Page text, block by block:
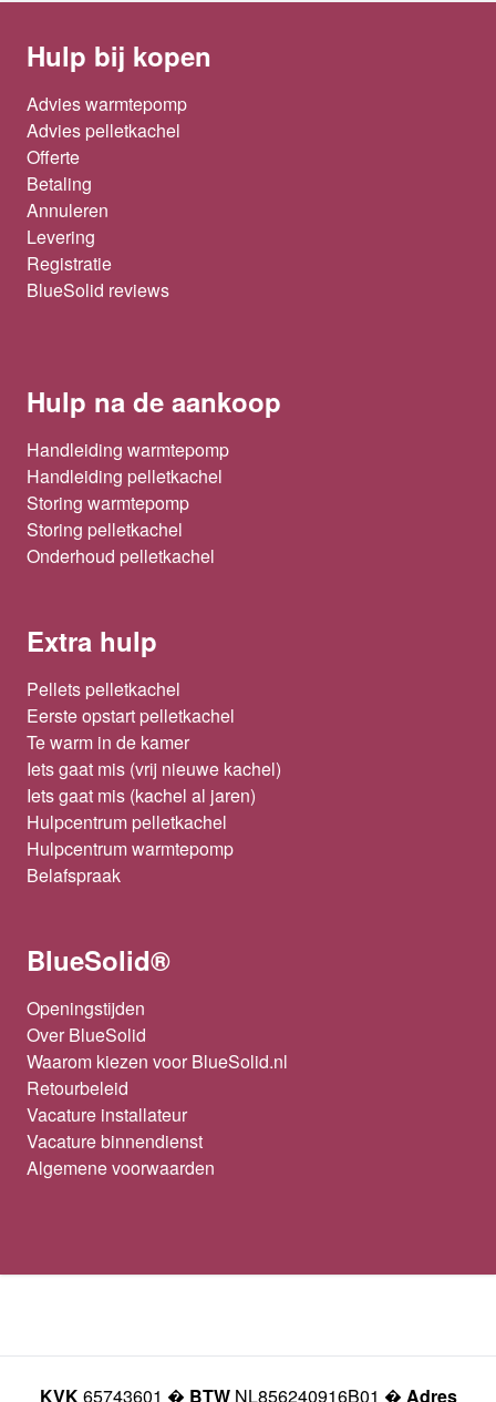
Hulp bij kopen
Advies warmtepomp
Advies pelletkachel
Offerte
Betaling
Annuleren
Levering
Registratie
BlueSolid reviews
Hulp na de aankoop
Handleiding warmtepomp
Handleiding pelletkachel
Storing warmtepomp
Storing pelletkachel
Onderhoud pelletkachel
Extra hulp
Pellets pelletkachel
Eerste opstart pelletkachel
Te warm in de kamer
Iets gaat mis (vrij nieuwe kachel)
Iets gaat mis (kachel al jaren)
Hulpcentrum pelletkachel
Hulpcentrum warmtepomp
Belafspraak
BlueSolid®
Openingstijden
Over BlueSolid
Waarom kiezen voor BlueSolid.nl
Retourbeleid
Vacature installateur
Vacature binnendienst
Algemene voorwaarden
KVK 65743601 � BTWNL856240916B01 � Adres